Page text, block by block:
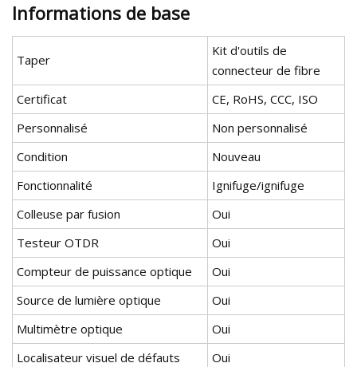
Informations de base
Taper
Kit d'outils de
connecteur de fibre
Certificat
CE, RoHS, CCC, ISO
Personnalisé
Non personnalisé
Condition
Nouveau
Fonctionnalité
Ignifuge/ignifuge
Colleuse par fusion
Oui
Testeur OTDR
Oui
Compteur de puissance optique
Oui
Source de lumière optique
Oui
Multimètre optique
Oui
Localisateur visuel de défauts
Oui